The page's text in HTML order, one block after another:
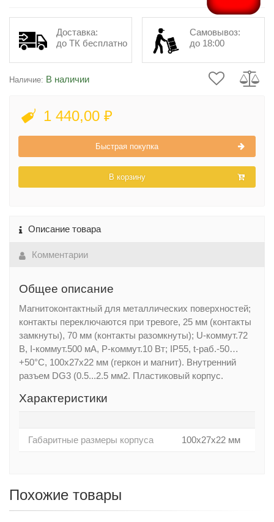
Доставка:
до ТК бесплатно
Самовывоз:
до 18:00
Наличие: В наличии
1 440,00 ₽
Быстрая покупка
В корзину
Описание товара
Комментарии
Общее описание
Магнитоконтактный для металлических поверхностей;
контакты переключаются при тревоге, 25 мм (контакты
замкнуты), 70 мм (контакты разомкнуты); U-коммут.72
В, I-коммут.500 мА, P-коммут.10 Вт; IP55, t-раб.-50…
+50°С, 100х27х22 мм (геркон и магнит). Внутренний
разъем DG3 (0.5...2.5 мм2. Пластиковый корпус.
Характеристики
Габаритные размеры корпуса 100х27х22 мм
Похожие товары